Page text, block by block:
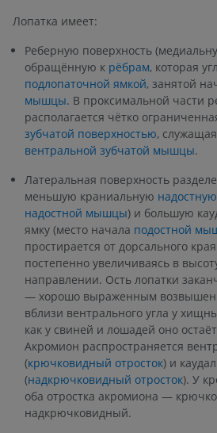
Лопатка имеет:
Реберную поверхность
обращённую к рёбрам, которая
подлопаточной ямкой, занятой
мышцы. В проксимальной части
располагается чётко
зубчатой поверхностью,
вентральной зубчатой мышцы.
Латеральная поверхность
меньшую краниальную
надостной мышцы) и большую
ямку (место начала подостной
простирается от дорсального
постепенно увеличиваясь в
направлении. Ость лопатки
— хорошо выраженным
вблизи вентрального угла у
как у свиней и лошадей оно
Акромион распространяется
(крючковидный отросток) и
(надкрючковидный отросток). У
оба отростка акромиона —
надкрючковидный.